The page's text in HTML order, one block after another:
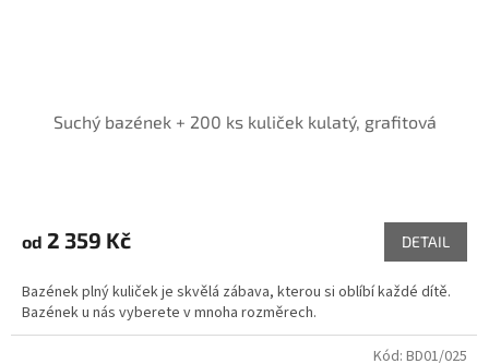
Suchý bazének + 200 ks kuliček kulatý, grafitová
od 2 359 Kč DETAIL
Bazének plný kuliček je skvělá zábava, kterou si oblíbí každé dítě.
Bazének u nás vyberete v mnoha rozměrech.
Kód: BD01/025